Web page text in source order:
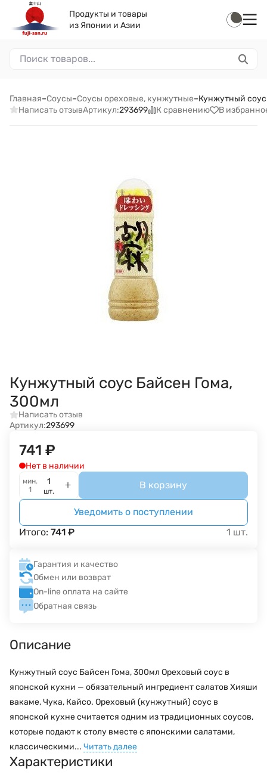
Продукты и товары
из Японии и Азии
Главная–Соусы–Соусы ореховые, кунжутные–Кунжутный
Написать отзывАртикул:293699 К сравнению В
Кунжутный соус Байсен Гома,
300мл
Написать отзыв
Артикул:293699
741 ₽
Нет в наличии
мин.
1
шт.
В корзину
Уведомить о поступлении
Итого: 741 ₽ 1 шт.
Гарантия и качество
Обмен или возврат
On-line оплата на сайте
Обратная связь
Описание
Кунжутный соус Байсен Гома, 300мл Ореховый соус в
японской кухни — обязательный ингредиент салатов Хияши
вакаме, Чука, Кайсо. Ореховый (кунжутный) соус в
японской кухне считается одним из традиционных соусов,
которые подают к столу вместе с японскими салатами,
классическими... Читать далее
Характеристики